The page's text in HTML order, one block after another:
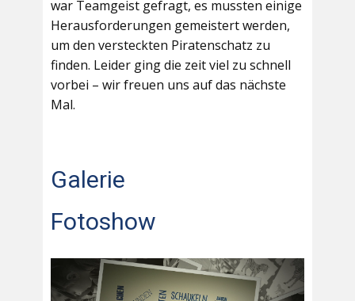
war Teamgeist gefragt, es mussten einige
Herausforderungen gemeistert werden,
um den versteckten Piratenschatz zu
finden. Leider ging die zeit viel zu schnell
vorbei – wir freuen uns auf das nächste
Mal.
Galerie
Fotoshow